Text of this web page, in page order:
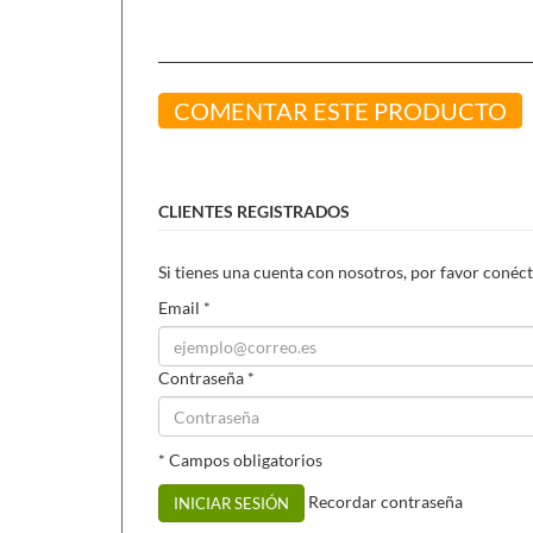
COMENTAR ESTE PRODUCTO
CLIENTES REGISTRADOS
Si tienes una cuenta con nosotros, por favor
Email *
Contraseña *
* Campos obligatorios
INICIAR SESIÓN Recordar contraseña